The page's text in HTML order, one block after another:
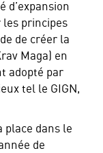
d’expansion
principes
de créer la
Maga) en
adopté par
tel le GIGN,
place dans le
de